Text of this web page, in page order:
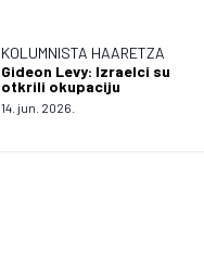
KOLUMNISTA HAARETZA
Gideon Levy: Izraelci su
otkrili okupaciju
14. jun. 2026.